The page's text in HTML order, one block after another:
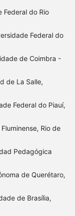
Federal do Rio
Federal do
de Coimbra -
de La Salle,
Federal do Piauí,
Rio de
Pedagógica
de Querétaro,
de Brasília,